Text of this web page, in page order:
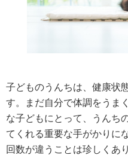
子どものうんちは、健康状
す。まだ自分で体調をうま
な子どもにとって、うんち
てくれる重要な手がかりに
回数が違うことは珍しくあ